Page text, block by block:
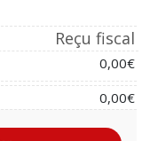
Reçu fiscal
0,00€
0,00€